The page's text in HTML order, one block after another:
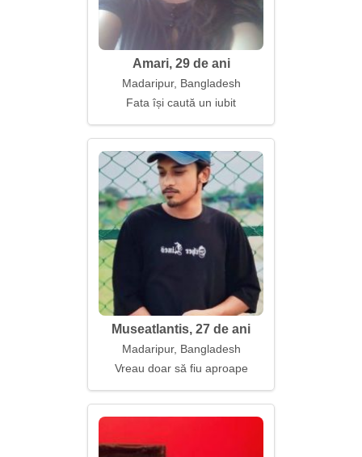
Amari, 29 de ani
Madaripur, Bangladesh
Fata își caută un iubit
Museatlantis, 27 de ani
Madaripur, Bangladesh
Vreau doar să fiu aproape